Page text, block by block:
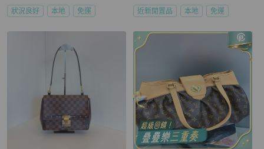
狀況良好 本地 免運 近新閒置品 本地 免運